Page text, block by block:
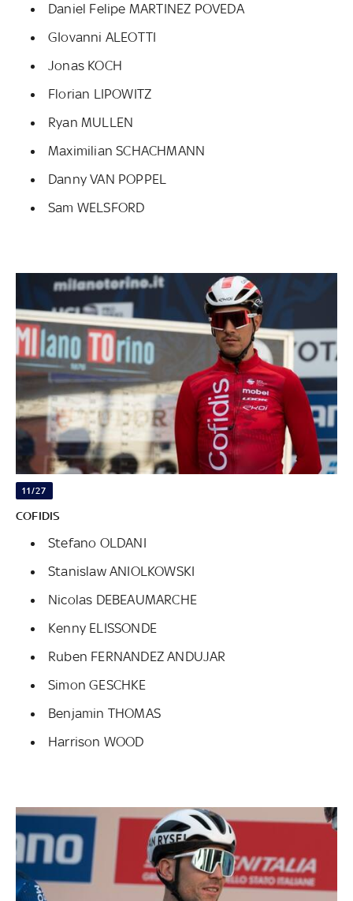
Daniel Felipe MARTINEZ POVEDA
GIovanni ALEOTTI
Jonas KOCH
Florian LIPOWITZ
Ryan MULLEN
Maximilian SCHACHMANN
Danny VAN POPPEL
Sam WELSFORD
11/27
COFIDIS
Stefano OLDANI
Stanislaw ANIOLKOWSKI
Nicolas DEBEAUMARCHE
Kenny ELISSONDE
Ruben FERNANDEZ ANDUJAR
Simon GESCHKE
Benjamin THOMAS
Harrison WOOD